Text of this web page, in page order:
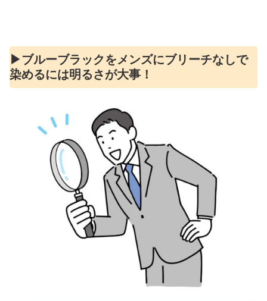
▶︎ブルーブラックをメンズにブリーチなしで
染めるには明るさが大事！